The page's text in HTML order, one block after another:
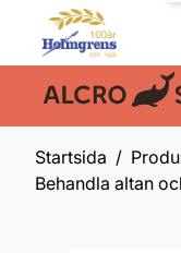
En del av:
Startsida
Behandla altan